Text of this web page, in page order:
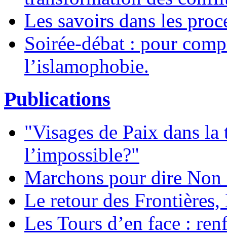
Les savoirs dans les
Soirée-débat : pour
l’islamophobie.
Publications
"Visages de Paix dans
l’impossible?"
Marchons pour dire
Le retour des
Les Tours d’en face :